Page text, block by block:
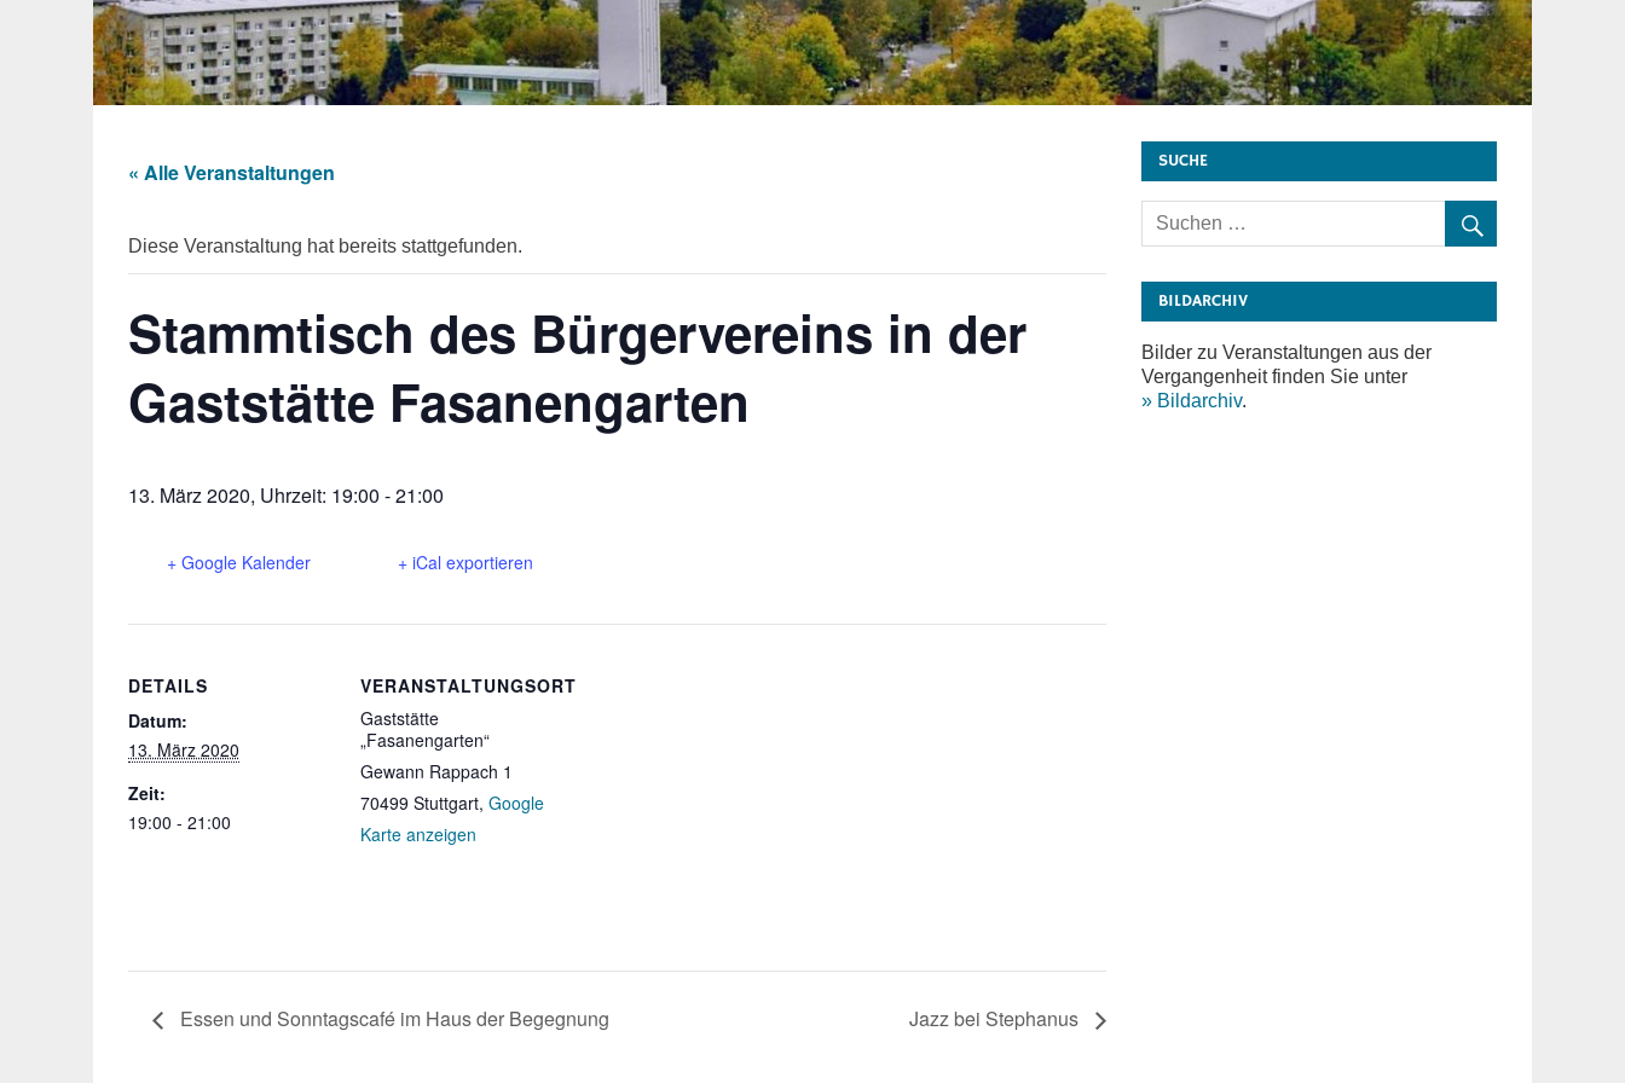
« Alle Veranstaltungen
Diese Veranstaltung hat bereits stattgefunden.
Stammtisch des Bürgervereins in der
Gaststätte Fasanengarten
13. März 2020, Uhrzeit: 19:00 -21:00
+ Google Kalender + iCal exportieren
DETAILS
Datum:
13. März 2020
Zeit:
19:00 - 21:00
VERANSTALTUNGSORT
Gaststätte
„Fasanengarten“
Gewann Rappach 1
70499 Stuttgart, Google
Karte anzeigen
Essen und Sonntagscafé im Haus der Begegnung Jazz bei Stephanus
SUCHE
BILDARCHIV
Bilder zu Veranstaltungen aus der
Vergangenheit finden Sie unter
» Bildarchiv.